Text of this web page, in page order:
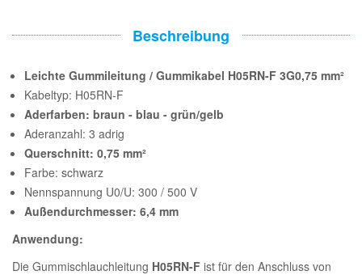
Beschreibung
Leichte Gummileitung / Gummikabel H05RN-F 3G0,75 mm²
Kabeltyp: H05RN-F
Aderfarben: braun - blau - grün/gelb
Aderanzahl: 3 adrig
Querschnitt: 0,75 mm²
Farbe: schwarz
Nennspannung U0/U: 300 / 500 V
Außendurchmesser: 6,4 mm
Anwendung:
Die Gummischlauchleitung H05RN-F ist für den Anschluss von